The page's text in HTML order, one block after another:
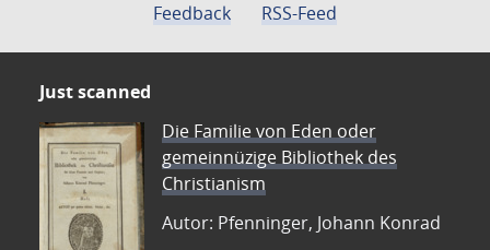
Feedback
RSS-Feed
Just scanned
Die Familie von Eden oder
gemeinnüzige Bibliothek des
Christianism
Autor: Pfenninger, Johann Konrad